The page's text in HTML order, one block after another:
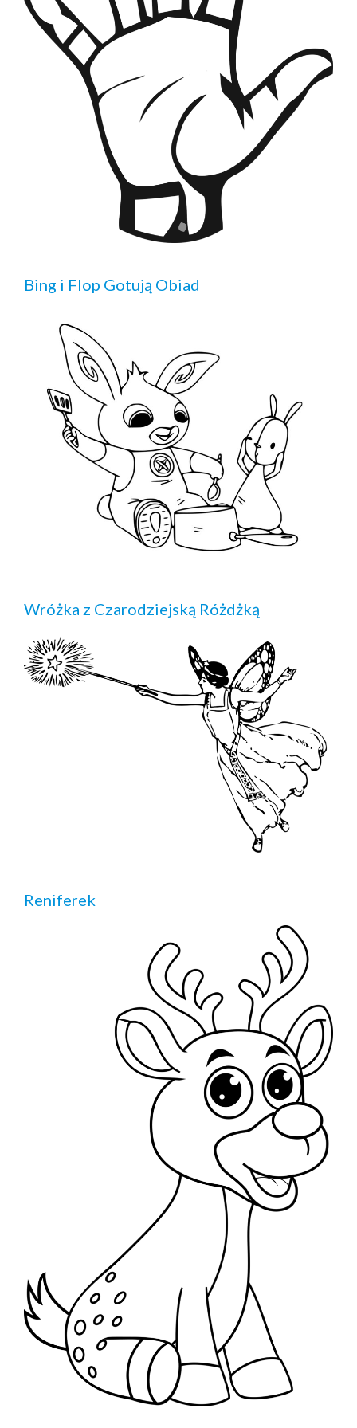
Bing i Flop Gotują Obiad
Wróżka z Czarodziejską Różdżką
Reniferek